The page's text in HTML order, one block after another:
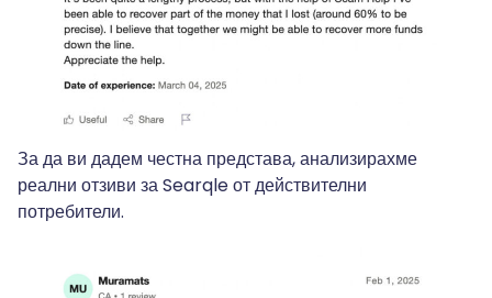
За да ви дадем честна представа, анализирахме
реални отзиви за Searqle от действителни
потребители.